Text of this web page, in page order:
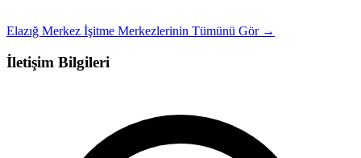
Elazığ Merkez İşitme Merkezlerinin Tümünü Gör →
İletişim Bilgileri